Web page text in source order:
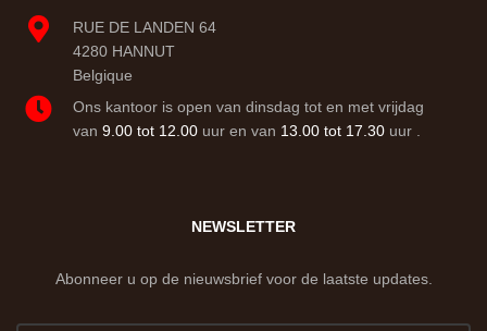
RUE DE LANDEN 64
4280 HANNUT
Belgique
Ons kantoor is open van dinsdag tot en met vrijdag
van 9.00 tot 12.00uur en van 13.00 tot 17.30uur .
NEWSLETTER
Abonneer u op de nieuwsbrief voor de laatste updates.